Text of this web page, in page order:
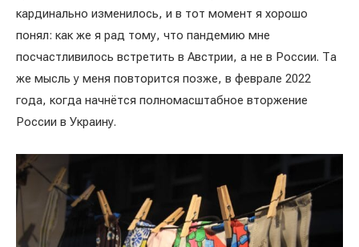
кардинально изменилось, и в тот момент я хорошо
понял: как же я рад тому, что пандемию мне
посчастливилось встретить в Австрии, а не в России. Та
же мысль у меня повторится позже, в феврале 2022
года, когда начнётся полномасштабное вторжение
России в Украину.